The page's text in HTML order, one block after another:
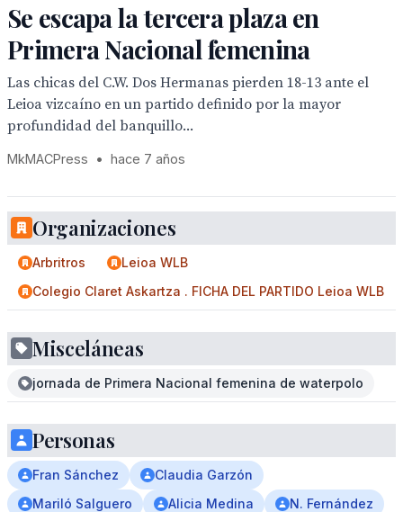
Se escapa la tercera plaza en
Primera Nacional femenina
Las chicas del C.W. Dos Hermanas pierden 18-13 ante el
Leioa vizcaíno en un partido definido por la mayor
profundidad del banquillo...
MkMACPress • hace 7 años
Organizaciones
Arbritros
Leioa WLB
Colegio Claret Askartza . FICHA DEL PARTIDO Leioa WLB
Misceláneas
jornada de Primera Nacional femenina de waterpolo
Personas
Fran Sánchez
Claudia Garzón
Mariló Salguero
Alicia Medina
N. Fernández